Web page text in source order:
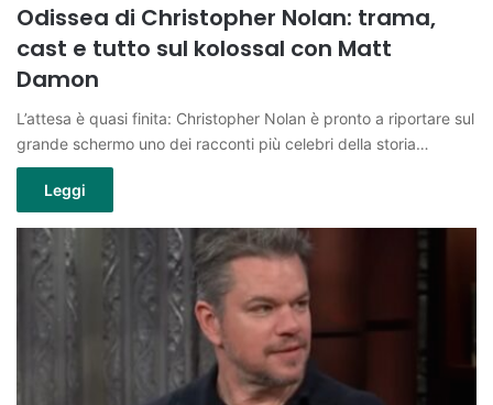
Odissea di Christopher Nolan: trama,
cast e tutto sul kolossal con Matt
Damon
L’attesa è quasi finita: Christopher Nolan è pronto a riportare sul
grande schermo uno dei racconti più celebri della storia…
Leggi